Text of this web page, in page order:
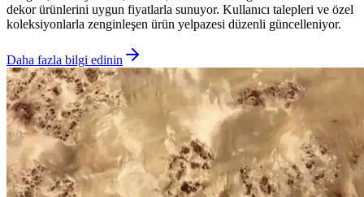
dekor ürünlerini uygun fiyatlarla sunuyor. Kullanıcı talepleri ve özel
koleksiyonlarla zenginleşen ürün yelpazesi düzenli güncelleniyor.
Daha fazla bilgi edinin